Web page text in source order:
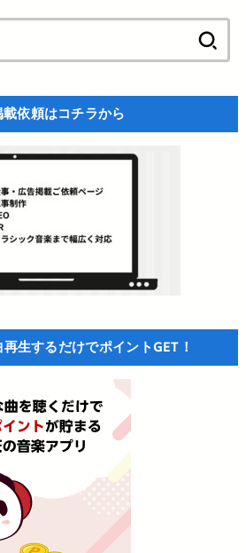
依頼はコチラから
生するだけでポイントGET！